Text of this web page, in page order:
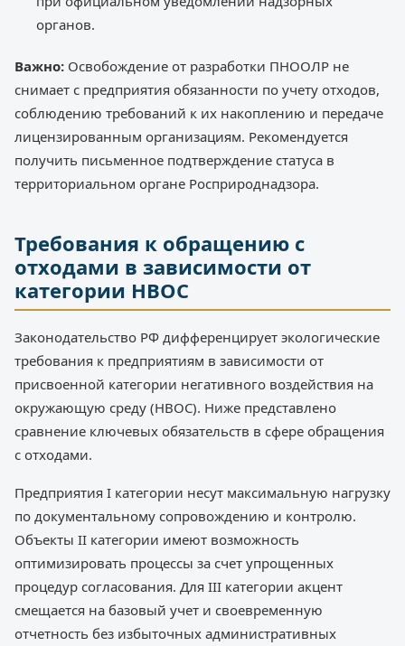
органов.
Важно: Освобождение от разработки ПНООЛР не
снимает с предприятия обязанности по учету отходов,
соблюдению требований к их накоплению и передаче
лицензированным организациям. Рекомендуется
получить письменное подтверждение статуса в
территориальном органе Росприроднадзора.
Требования к обращению с
отходами в зависимости от
категории НВОС
Законодательство РФ дифференцирует экологические
требования к предприятиям в зависимости от
присвоенной категории негативного воздействия на
окружающую среду (НВОС). Ниже представлено
сравнение ключевых обязательств в сфере обращения
с отходами.
Предприятия I категории несут максимальную нагрузку
по документальному сопровождению и контролю.
Объекты II категории имеют возможность
оптимизировать процессы за счет упрощенных
процедур согласования. Для III категории акцент
смещается на базовый учет и своевременную
отчетность без избыточных административных